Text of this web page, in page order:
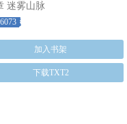
迷雾山脉
加入书架
下载TXT2